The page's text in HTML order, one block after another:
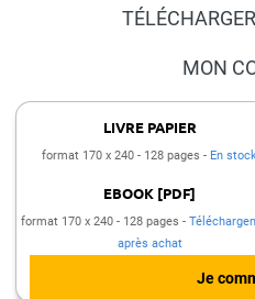
LIVRE PAPIER
format 170 x 240 128 pages En
EBOOK [PDF]
format 170 x 240 128 pages
après achat
MON
PRESSE ET
MENTIONS